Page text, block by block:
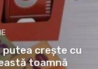
putea crește cu
toamnă